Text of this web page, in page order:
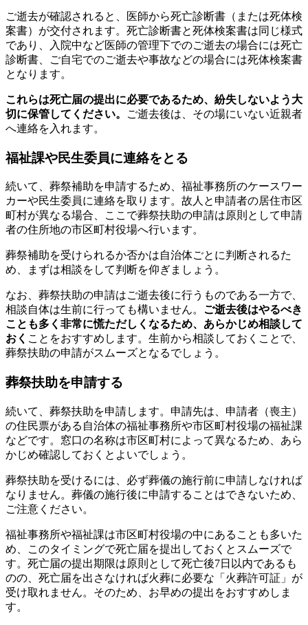
ご逝去が確認されると、医師から死亡診断書（または死体検
案書）が交付されます。死亡診断書と死体検案書は同じ様式
であり、入院中など医師の管理下でのご逝去の場合には死亡
診断書、ご自宅でのご逝去や事故などの場合には死体検案書
となります。
これらは死亡届の提出に必要であるため、紛失しないよう大
切に保管してください。
ご逝去後は、その場にいない近親者
へ連絡を入れます。
福祉課や民生委員に連絡をとる
続いて、葬祭補助を申請するため、福祉事務所のケースワー
カーや民生委員に連絡を取ります。故人と申請者の居住市区
町村が異なる場合、ここで葬祭扶助の申請は原則として申請
者の住所地の市区町村役場へ行います。
葬祭補助を受けられるか否かは自治体ごとに判断されるた
め、まずは相談をして判断を仰ぎましょう。
なお、葬祭扶助の申請はご逝去後に行うものである一方で、
相談自体は生前に行っても構いません。 ご逝去後はやるべき
ことも多く非常に慌ただしくなるため、あらかじめ相談して
おく ことをおすすめします。生前から相談しておくことで、
葬祭扶助の申請がスムーズとなるでしょう。
葬祭扶助を申請する
続いて、葬祭扶助を申請します。申請先は、申請者（喪主）
の住民票がある自治体の福祉事務所や市区町村役場の福祉課
などです。窓口の名称は市区町村によって異なるため、あら
かじめ確認しておくとよいでしょう。
葬祭扶助を受けるには、必ず葬儀の施行前に申請しなければ
なりません。葬儀の施行後に申請することはできないため、
ご注意ください。
福祉事務所や福祉課は市区町村役場の中にあることも多いた
め、このタイミングで死亡届を提出しておくとスムーズで
す。死亡届の提出期限は原則として死亡後7日以内であるも
のの、死亡届を出さなければ火葬に必要な「火葬許可証」が
受け取れません。そのため、お早めの提出をおすすめしま
す。